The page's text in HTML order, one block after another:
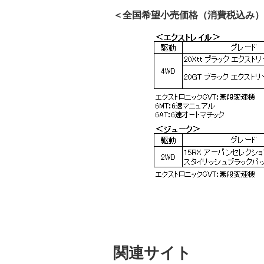
＜全国希望小売価格（消費税込み
関連サイト